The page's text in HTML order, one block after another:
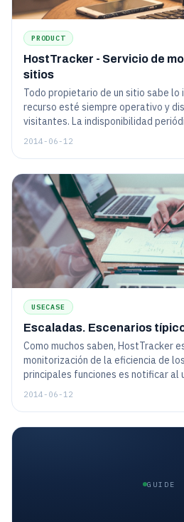
PRODUCT
HostTracker - Servicio de
sitios
Todo propietario de un sitio sabe lo
recurso esté siempre operativo y
visitantes. La indisponibilidad
mala influencia incluso en sus
que a los visitantes les
"accidentes"...
2014-06-12
USECASE
Escaladas. Escenarios
Como muchos saben, HostTracker
monitorización de la eficiencia de
principales funciones es notificar al
problema con prontitud. La
información importante en este
2014-06-12
GUIDE